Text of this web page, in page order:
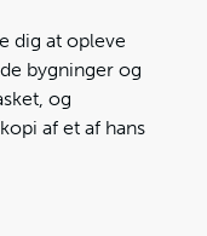
dig at opleve
bygninger og
og
af et af hans